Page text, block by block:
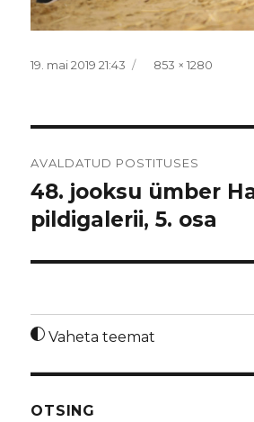
Postitatud
19. mai 2019 21:43 Täissuurus
853 × 1280
AVALDATUD POSTITUSES
48. jooksu ümber
pildigalerii, 5. osa
Vaheta teemat
OTSING